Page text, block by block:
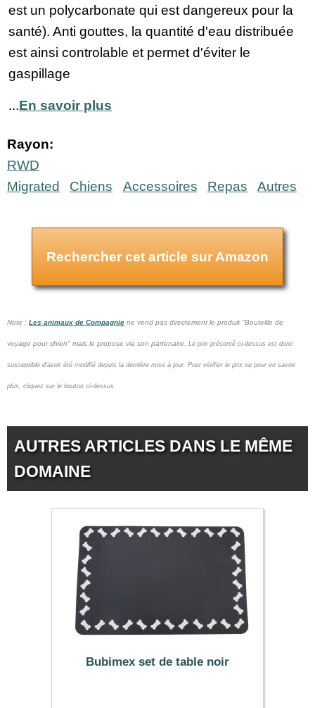
est un polycarbonate qui est dangereux pour la
santé). Anti gouttes, la quantité d'eau distribuée
est ainsi controlable et permet d'éviter le
gaspillage
...En savoir plus
Rayon:
RWD
Migrated
Chiens Accessoires Repas Autres
Rechercher cet article sur Amazon
Note : Les animaux de Compagnie ne vend pas directement le produit "Bouteille de
voyage pour chien" mais le propose via son partenaire. Le prix présenté ci-dessus est donc
susceptible d'avoir été modifié depuis la dernière mise à jour. Pour vérifier le prix ou pour en savoir
plus, cliquez sur le bouton ci-dessus.
AUTRES ARTICLES DANS LE MÊME
DOMAINE
Bubimex set de table noir